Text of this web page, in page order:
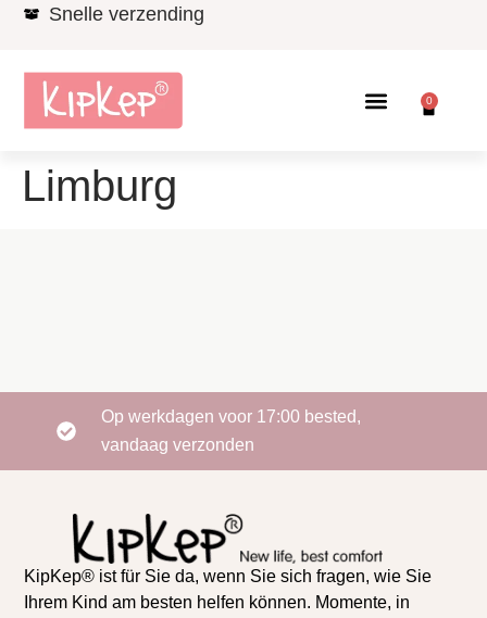
Snelle verzending
0
Limburg
Op werkdagen voor 17:00 bested,
vandaag verzonden
KipKep® ist für Sie da, wenn Sie sich fragen, wie Sie
Ihrem Kind am besten helfen können. Momente, in